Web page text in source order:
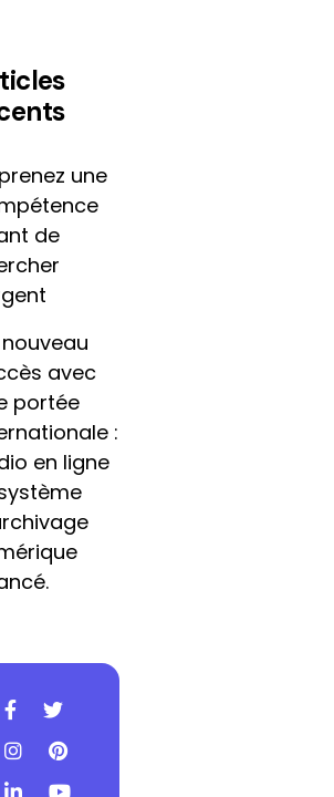
une
de
nouveau
avec
portée
:
en ligne